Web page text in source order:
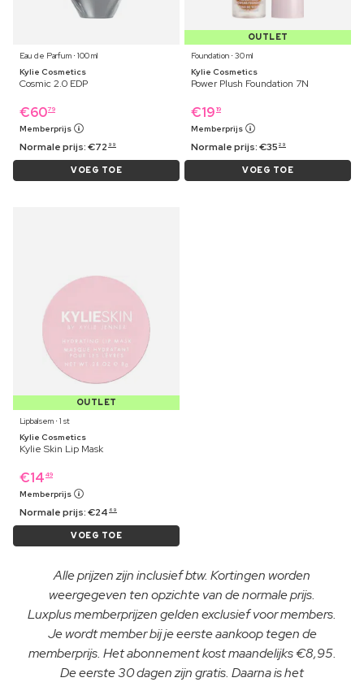
Eau de Parfum ⋅ 100 ml
Kylie Cosmetics
Cosmic 2.0 EDP
€6079
Memberprijs
Normale prijs:€72 99
VOEG TOE
OUTLET
Foundation ⋅ 30 ml
Kylie Cosmetics
Power Plush Foundation 7N
€19 19
Memberprijs
Normale prijs:€35 29
VOEG TOE
OUTLET
Lipbalsem ⋅ 1 st
Kylie Cosmetics
Kylie Skin Lip Mask
€14 49
Memberprijs
Normale prijs:€24 69
VOEG TOE
Alle prijzen zijn inclusief btw. Kortingen worden
weergegeven ten opzichte van de normale prijs.
Luxplus memberprijzen gelden exclusief voor members.
Je wordt member bij je eerste aankoop tegen de
memberprijs. Het abonnement kost maandelijks €8,95.
De eerste 30 dagen zijn gratis. Daarna is het